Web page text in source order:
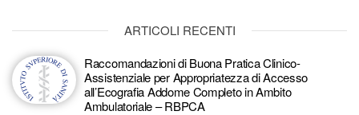
ARTICOLI RECENTI
Raccomandazioni di Buona Pratica Clinico-
Assistenziale per Appropriatezza di Accesso
all’Ecografia Addome Completo in Ambito
Ambulatoriale – RBPCA